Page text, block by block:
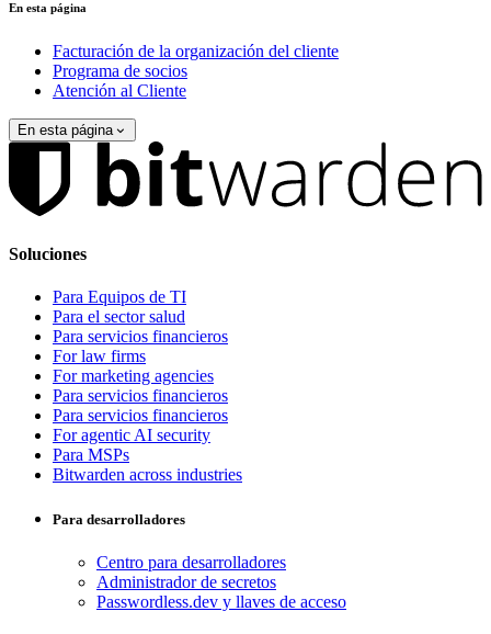
En esta página
Facturación de la organización del cliente
Programa de socios
Atención al Cliente
En esta página
Soluciones
Para Equipos de TI
Para el sector salud
Para servicios financieros
For law firms
For marketing agencies
Para servicios financieros
Para servicios financieros
For agentic AI security
Para MSPs
Bitwarden across industries
Para desarrolladores
Centro para desarrolladores
Administrador de secretos
Passwordless.dev y llaves de acceso